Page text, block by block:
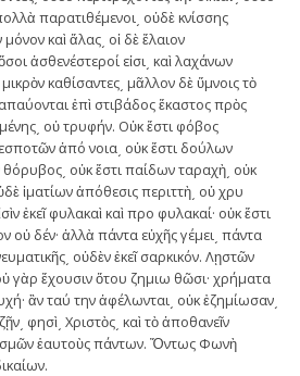
παρατιθέμενοι͵ οὐδὲ κνίσσης
καὶ ἅλας͵ οἱ δὲ ἔλαιον
ἀσθενέστεροί εἰσι͵ καὶ λαχάνων
καθίσαντες͵ μᾶλλον δὲ ὕμνοις τὸ
ἐπὶ στιβάδος ἕκαστος πρὸς
οὐ τρυφήν. Οὐκ ἔστι φόβος
ἀπό νοια͵ οὐκ ἔστι δούλων
θόρυβος͵ οὐκ ἔστι παίδων ταραχὴ͵ οὐκ
ἱματίων ἀπόθεσις περιττὴ͵ οὐ χρυ
ἐκεῖ φυλακαὶ καὶ προ φυλακαί· οὐκ ἔστι
οὐ δέν· ἀλλὰ πάντα εὐχῆς γέμει͵ πάντα
οὐδὲν ἐκεῖ σαρκικόν. Λῃστῶν
γὰρ ἔχουσιν ὅτου ζημιω θῶσι· χρήματα
ἂν ταύ την ἀφέλωνται͵ οὐκ ἐζημίωσαν͵
φησὶ͵ Χριστὸς͵ καὶ τὸ ἀποθανεῖν
ἑαυτοὺς πάντων. Ὄντως Φωνὴ